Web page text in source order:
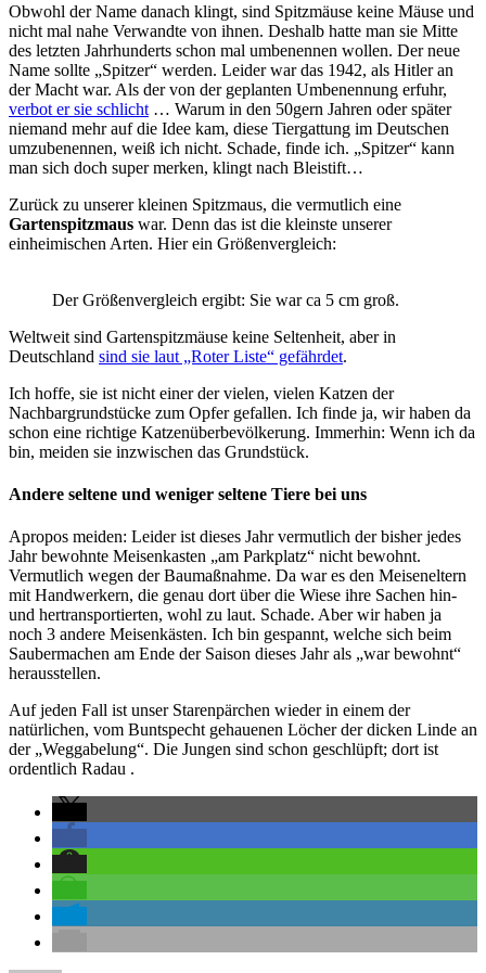
Obwohl der Name danach klingt, sind Spitzmäuse keine Mäuse und
nicht mal nahe Verwandte von ihnen. Deshalb hatte man sie Mitte
des letzten Jahrhunderts schon mal umbenennen wollen. Der neue
Name sollte „Spitzer“ werden. Leider war das 1942, als Hitler an
der Macht war. Als der von der geplanten Umbenennung erfuhr,
verbot er sie schlicht … Warum in den 50gern Jahren oder später
niemand mehr auf die Idee kam, diese Tiergattung im Deutschen
umzubenennen, weiß ich nicht. Schade, finde ich. „Spitzer“ kann
man sich doch super merken, klingt nach Bleistift…
Zurück zu unserer kleinen Spitzmaus, die vermutlich eine
Gartenspitzmaus war. Denn das ist die kleinste unserer
einheimischen Arten. Hier ein Größenvergleich:
Der Größenvergleich ergibt: Sie war ca 5 cm groß.
Weltweit sind Gartenspitzmäuse keine Seltenheit, aber in
Deutschland sind sie laut „Roter Liste“ gefährdet.
Ich hoffe, sie ist nicht einer der vielen, vielen Katzen der
Nachbargrundstücke zum Opfer gefallen. Ich finde ja, wir haben da
schon eine richtige Katzenüberbevölkerung. Immerhin: Wenn ich da
bin, meiden sie inzwischen das Grundstück.
Andere seltene und weniger seltene Tiere bei uns
Apropos meiden: Leider ist dieses Jahr vermutlich der bisher jedes
Jahr bewohnte Meisenkasten „am Parkplatz“ nicht bewohnt.
Vermutlich wegen der Baumaßnahme. Da war es den Meiseneltern
mit Handwerkern, die genau dort über die Wiese ihre Sachen hin-
und hertransportierten, wohl zu laut. Schade. Aber wir haben ja
noch 3 andere Meisenkästen. Ich bin gespannt, welche sich beim
Saubermachen am Ende der Saison dieses Jahr als „war bewohnt“
herausstellen.
Auf jeden Fall ist unser Starenpärchen wieder in einem der
natürlichen, vom Buntspecht gehauenen Löcher der dicken Linde an
der „Weggabelung“. Die Jungen sind schon geschlüpft; dort ist
ordentlich Radau .